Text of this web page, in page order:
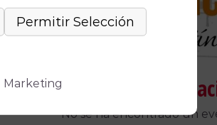
Espectáculos
No se ha encontrado un
Marketing